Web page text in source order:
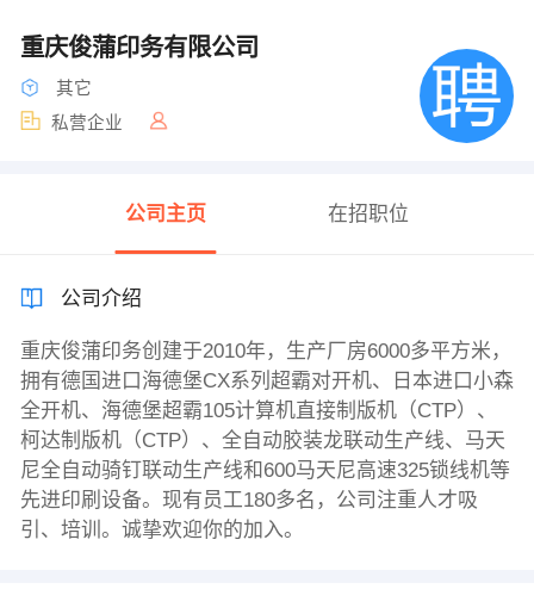
重庆俊蒲印务有限公司
其它
私营企业
公司主页 在招职位
公司介绍
重庆俊蒲印务创建于2010年，生产厂房6000多平方米，
拥有德国进口海德堡CX系列超霸对开机、日本进口小森
全开机、海德堡超霸105计算机直接制版机（CTP）、
柯达制版机（CTP）、全自动胶装龙联动生产线、马天
尼全自动骑钉联动生产线和600马天尼高速325锁线机等
先进印刷设备。现有员工180多名，公司注重人才吸
引、培训。诚挚欢迎你的加入。